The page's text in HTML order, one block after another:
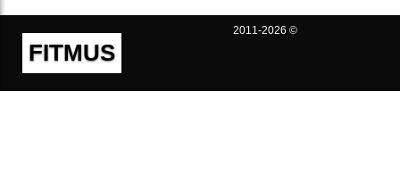
FITMUS
2011-2026 ©